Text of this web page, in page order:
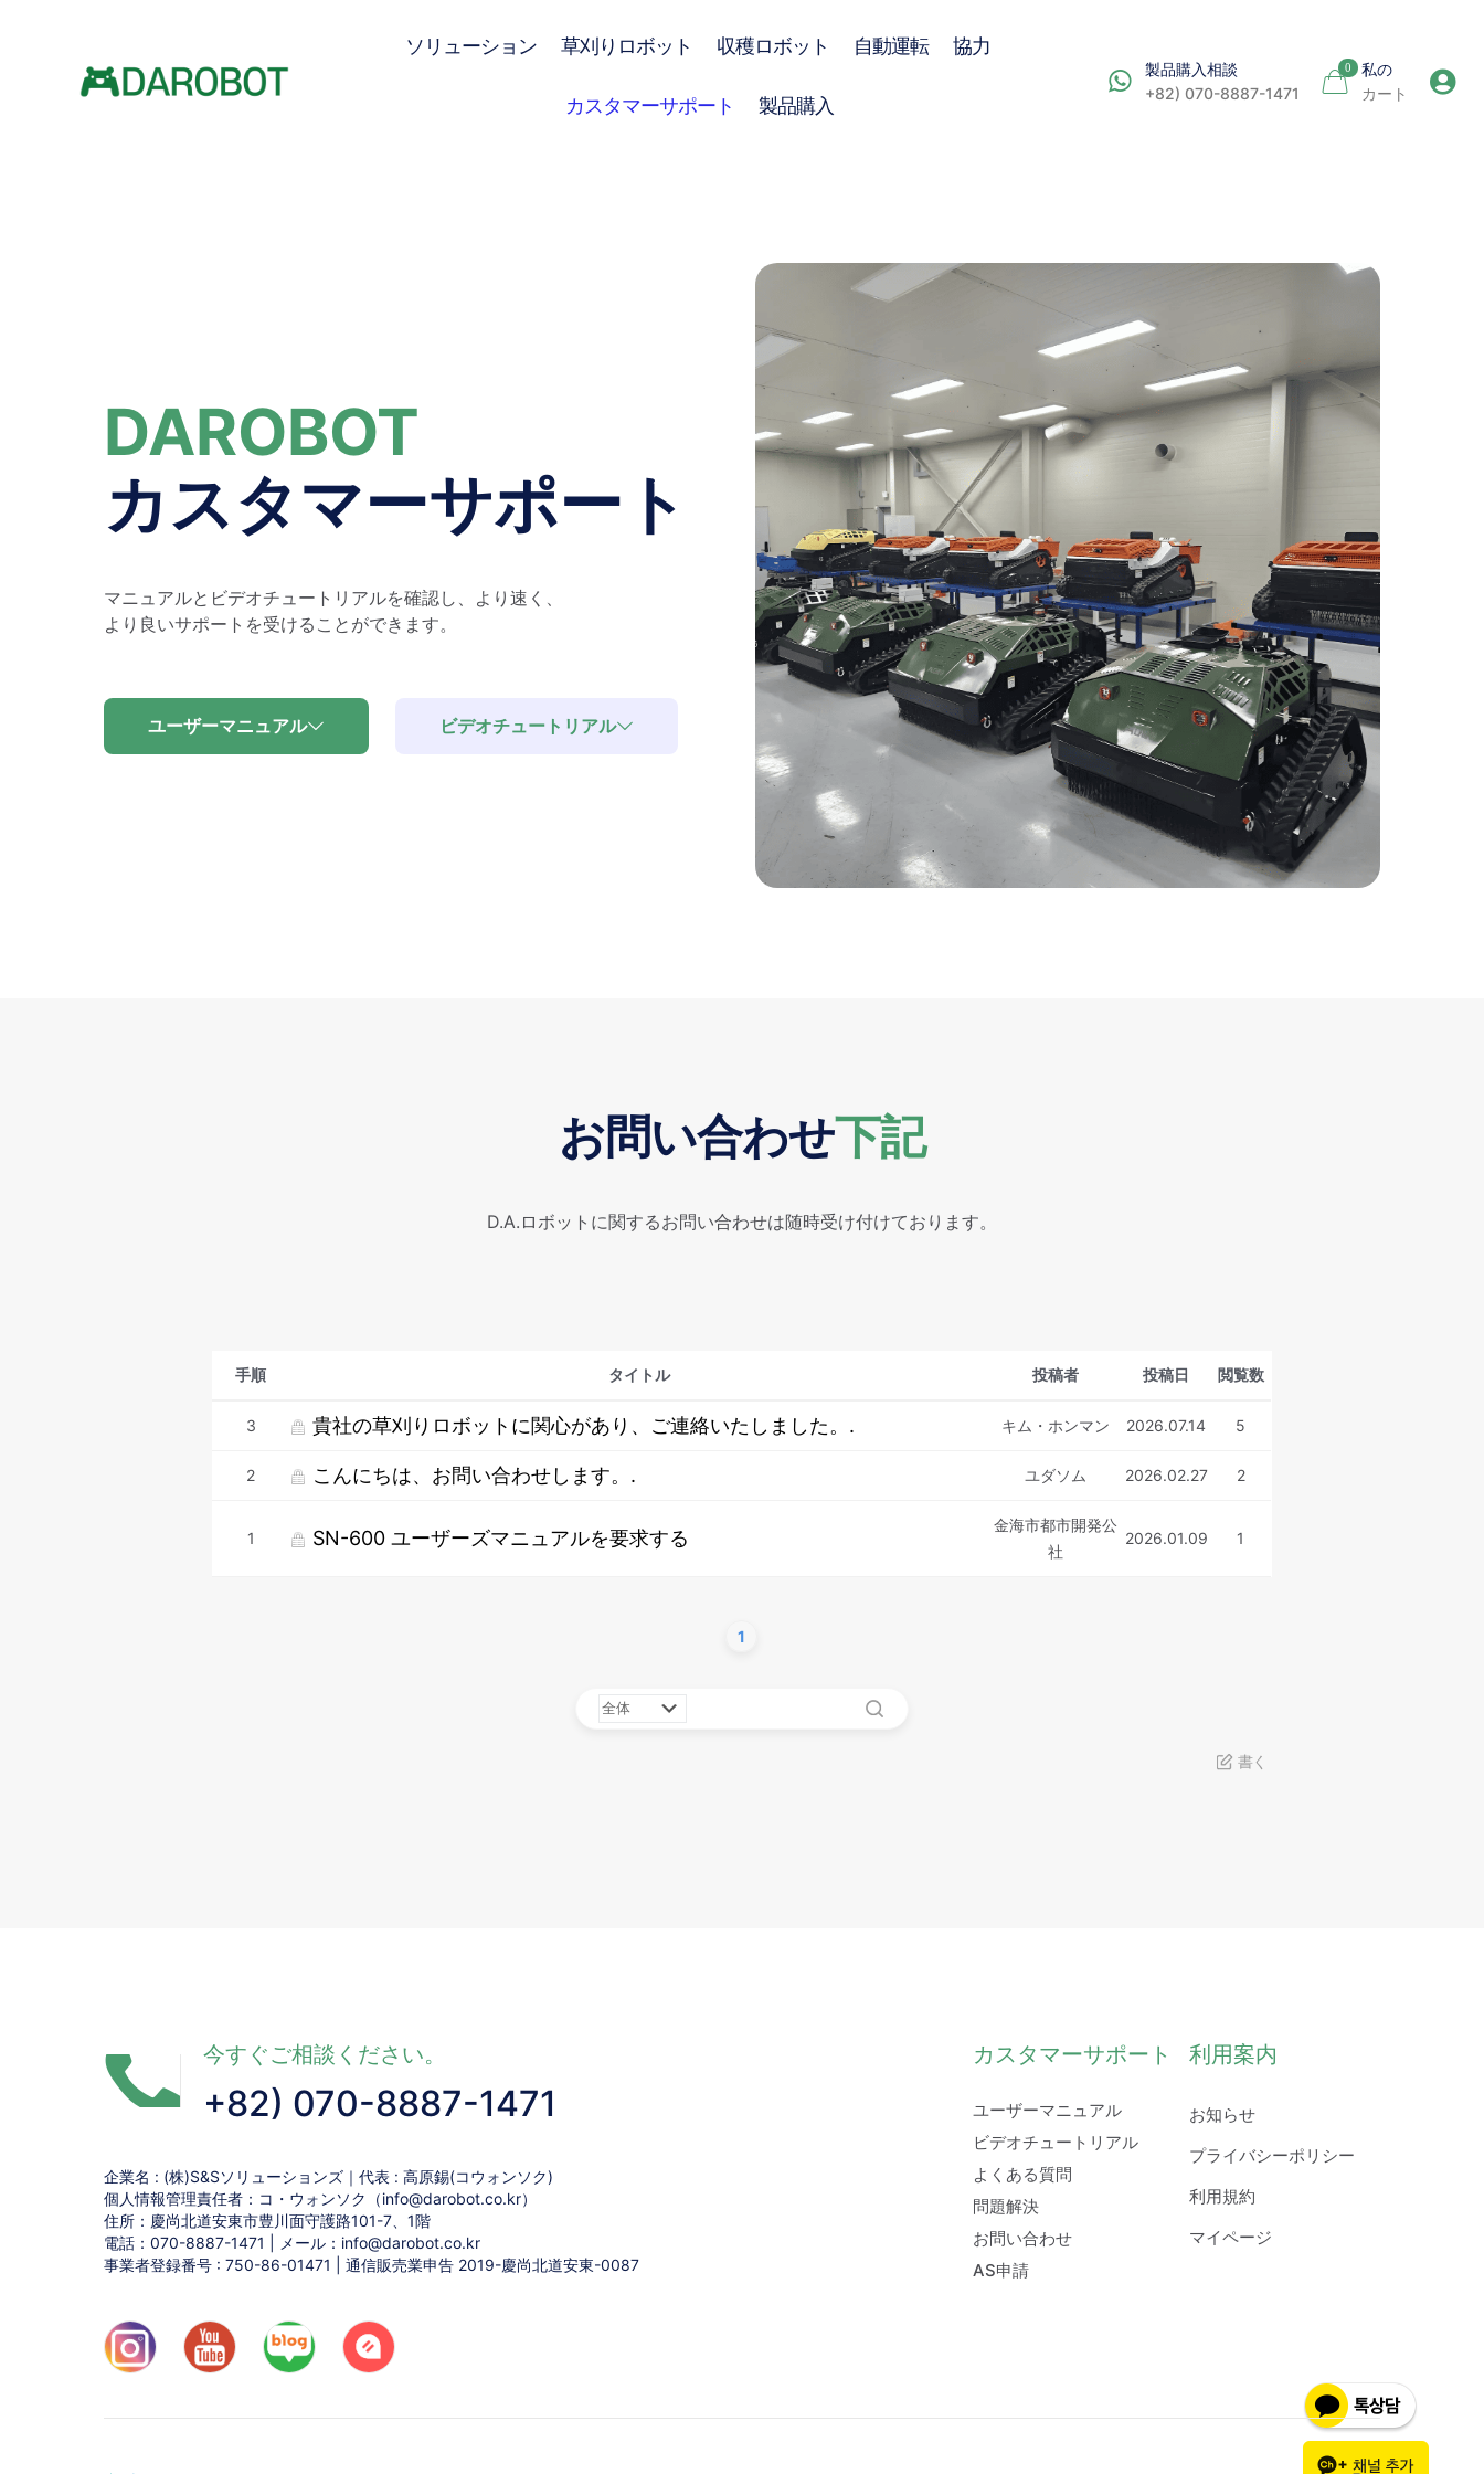
ソリューション 草刈りロボット 収穫ロボット 自動運転 協力
カスタマーサポート 製品購入
製品購入相談
+82) 070-8887-1471
0
私の
カート
DAROBOT
カスタマーサポート
マニュアルとビデオチュートリアルを確認し、より速く、
より良いサポートを受けることができます。
ユーザーマニュアル ビデオチュートリアル
お問い合わせ下記
D.A.ロボットに関するお問い合わせは随時受け付けております。
手順 タイトル 投稿者 投稿日 閲覧数
3 貴社の草刈りロボットに関心があり、ご連絡いたしました。. キム・ホンマン 2026.07.14 5
2 こんにちは、お問い合わせします。. ユダソム 2026.02.27 2
1 SN-600 ユーザーズマニュアルを要求する
金海市都市開発公
社
2026.01.09 1
1
書く
今すぐご相談ください。
+82) 070-8887-1471
企業名 : (株)S&Sソリューションズ｜代表 : 高原錫(コウォンソク)
個人情報管理責任者：コ・ウォンソク（info@darobot.co.kr）
住所：慶尚北道安東市豊川面守護路101-7、1階
電話：070-8887-1471 | メール：info@darobot.co.kr
事業者登録番号 : 750-86-01471 | 通信販売業申告 2019-慶尚北道安東-0087
カスタマーサポート
ユーザーマニュアル
ビデオチュートリアル
よくある質問
問題解決
お問い合わせ
AS申請
利用案内
お知らせ
プライバシーポリシー
利用規約
マイページ